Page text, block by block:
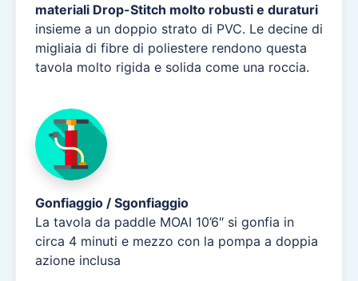
materiali Drop-Stitch molto robusti e duraturi
insieme a un doppio strato di PVC. Le decine di
migliaia di fibre di poliestere rendono questa
tavola molto rigida e solida come una roccia.
Gonfiaggio / Sgonfiaggio
La tavola da paddle MOAI 10’6″ si gonfia in
circa 4 minuti e mezzo con la pompa a doppia
azione inclusa